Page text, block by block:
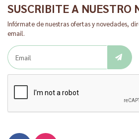
SUSCRIBITE A NUESTRO
Infórmate de nuestras ofertas y novedades,
email.